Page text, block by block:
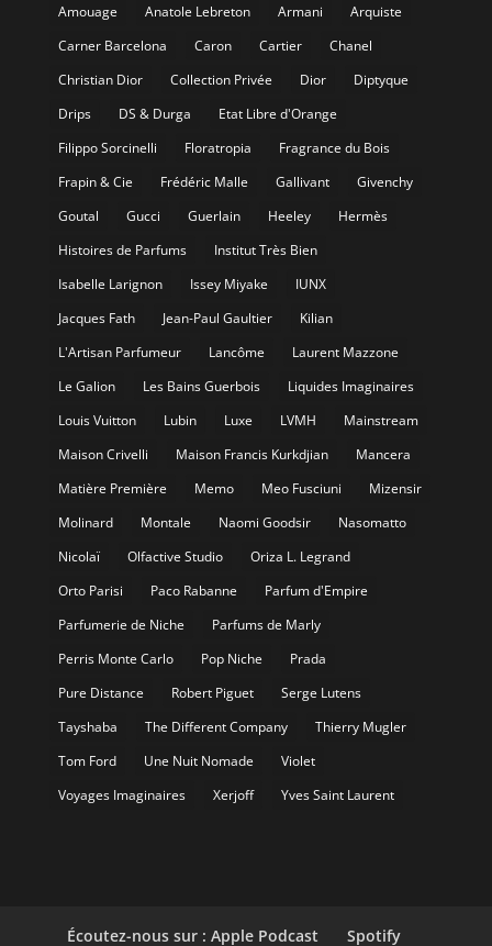
Amouage Anatole Lebreton Armani
Arquiste
Carner Barcelona
Caron Cartier
Chanel
Christian Dior
Collection Privée Dior
Diptyque
Drips
DS & Durga
Etat Libre d'Orange
Filippo Sorcinelli
Floratropia
Fragrance du Bois
Frapin & Cie
Frédéric Malle Gallivant
Givenchy
Goutal
Gucci Guerlain Heeley
Hermès
Histoires de Parfums
Institut Très Bien
Isabelle Larignon
Issey Miyake
IUNX
Jacques Fath
Jean-Paul Gaultier
Kilian
L'Artisan Parfumeur
Lancôme
Laurent Mazzone
Le Galion
Les Bains Guerbois
Liquides Imaginaires
Louis Vuitton
Lubin Luxe LVMH
Mainstream
Maison Crivelli
Maison Francis Kurkdjian
Mancera
Matière Première
Memo Meo Fusciuni
Mizensir
Molinard
Montale Naomi Goodsir
Nasomatto
Nicolaï
Olfactive Studio
Oriza L. Legrand
Orto Parisi
Paco Rabanne
Parfum d'Empire
Parfumerie de Niche
Parfums de Marly
Perris Monte Carlo
Pop Niche
Prada
Pure Distance
Robert Piguet
Serge Lutens
Tayshaba
The Different Company
Thierry Mugler
Tom Ford
Une Nuit Nomade
Violet
Voyages Imaginaires
Xerjoff Yves Saint Laurent
Écoutez-nous sur : Apple Podcast Spotify